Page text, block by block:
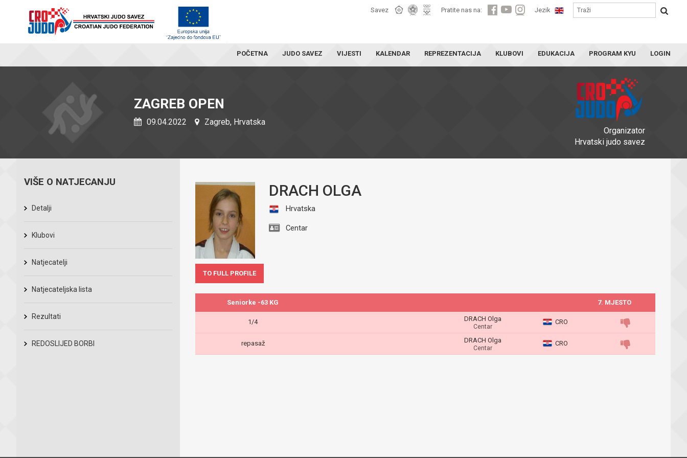
Savez Pratite nas na: Jezik
POČETNA JUDO SAVEZ VIJESTI KALENDAR REPREZENTACIJA KLUBOVI EDUKACIJA PROGRAM KYU LOGIN
Organizator
Hrvatski judo savez
ZAGREB OPEN
09.04.2022 Zagreb, Hrvatska
VIŠE O NATJECANJU
Detalji
Klubovi
Natjecatelji
Natjecateljska lista
Rezultati
REDOSLIJED BORBI
DRACH OLGA
Hrvatska
Centar
TO FULL PROFILE
Seniorke -63 KG 7. MJESTO
1/4 DRACH Olga
Centar
CRO
repasaž DRACH Olga
Centar
CRO